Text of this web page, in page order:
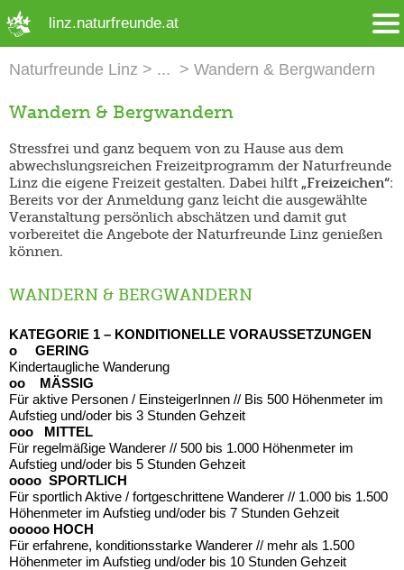
linz.naturfreunde.at
Naturfreunde Linz Wandern & Bergwandern
Wandern & Bergwandern
Stressfrei und ganz bequem von zu Hause aus dem
abwechslungsreichen Freizeitprogramm der Naturfreunde
Linz die eigene Freizeit gestalten. Dabei hilft „Freizeichen“:
Bereits vor der Anmeldung ganz leicht die ausgewählte
Veranstaltung persönlich abschätzen und damit gut
vorbereitet die Angebote der Naturfreunde Linz genießen
können.
WANDERN & BERGWANDERN
KATEGORIE 1 – KONDITIONELLE VORAUSSETZUNGEN
o GERING
Kindertaugliche Wanderung
oo MÄSSIG
Für aktive Personen / EinsteigerInnen // Bis 500 Höhenmeter im
Aufstieg und/oder bis 3 Stunden Gehzeit
ooo MITTEL
Für regelmäßige Wanderer // 500 bis 1.000 Höhenmeter im
Aufstieg und/oder bis 5 Stunden Gehzeit
oooo SPORTLICH
Für sportlich Aktive / fortgeschrittene Wanderer // 1.000 bis 1.500
Höhenmeter im Aufstieg und/oder bis 7 Stunden Gehzeit
ooooo HOCH
Für erfahrene, konditionsstarke Wanderer // mehr als 1.500
Höhenmeter im Aufstieg und/oder bis 10 Stunden Gehzeit